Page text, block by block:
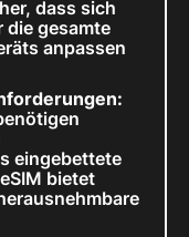
dass sich
die gesamte
anpassen
eingebettete
bietet